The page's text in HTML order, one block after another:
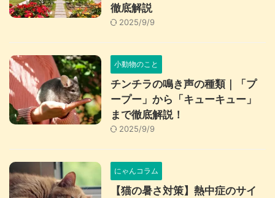
徹底解説
2025/9/9
小動物のこと
チンチラの鳴き声の種類｜「プ
ープー」から「キューキュー」
まで徹底解説！
2025/9/9
にゃんコラム
【猫の暑さ対策】熱中症のサイ